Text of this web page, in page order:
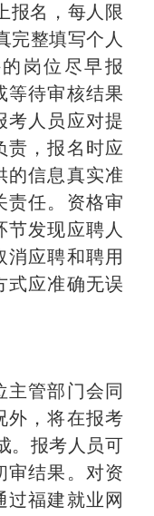
报名，每人限
完整填写个人
岗位尽早报
等待审核结果
考人员应对提
责，报名时应
的信息真实准
责任。资格审
节发现应聘人
消应聘和聘用
式应准确无误
主管部门会同
外，将在报考
。报考人员可
审结果。对资
过福建就业网